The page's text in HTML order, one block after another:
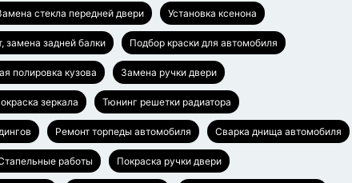
стекла передней двери Установка ксенона
замена задней балки Подбор краски для автомобиля
полировка кузова Замена ручки двери
зеркала Тюнинг решетки радиатора
Ремонт торпеды автомобиля Сварка днища автомобиля
работы Покраска ручки двери